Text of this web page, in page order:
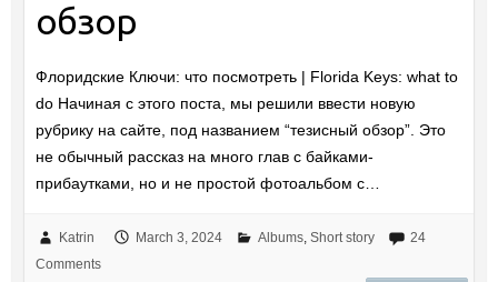
обзор
Флоридские Ключи: что посмотреть | Florida Keys: what to
do Начиная с этого поста, мы решили ввести новую
рубрику на сайте, под названием “тезисный обзор”. Это
не обычный рассказ на много глав с байками-
прибаутками, но и не простой фотоальбом с…
Katrin March 3, 2024 Albums, Short story
24
Comments